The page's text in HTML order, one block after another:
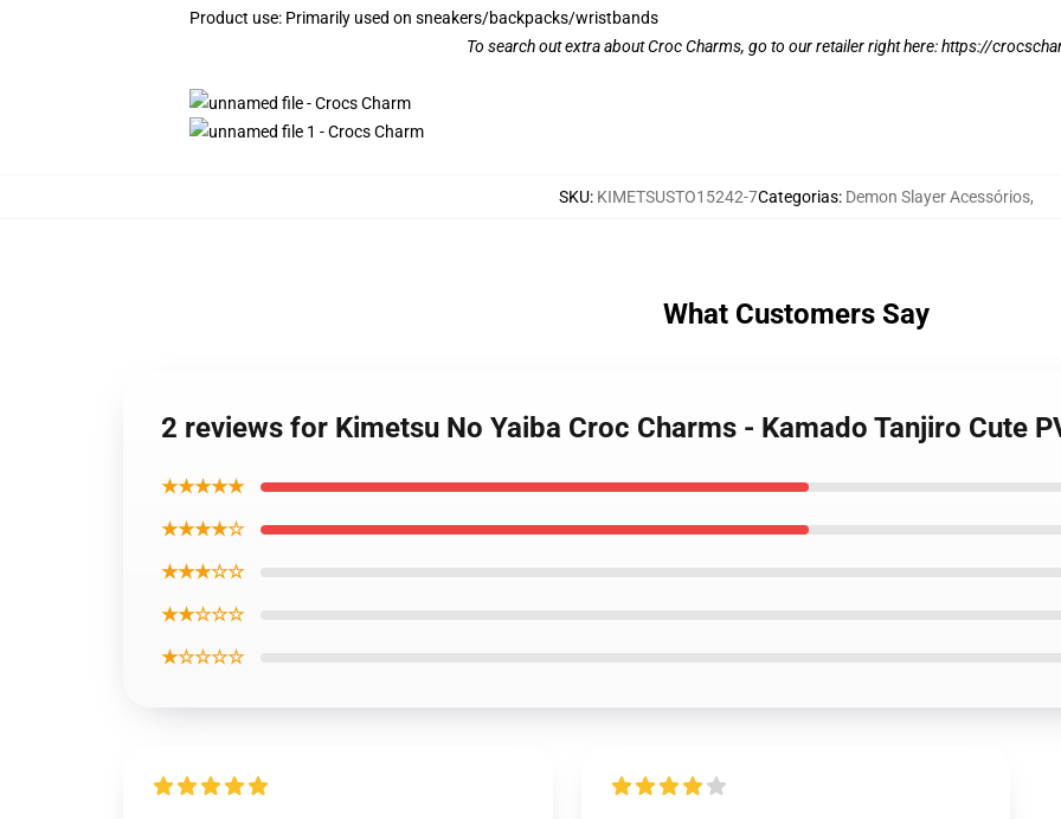
Product use: Primarily used on sneakers/backpacks/wristbands
To search out extra about Croc Charms, go to our retailer right here:https://
SKU: KIMETSUSTO15242-7Categorias: Demon Slayer Acessórios,
What Customers Say
2 reviews for Kimetsu No Yaiba Croc Charms - Kamado Tanjiro Cute
★★★★★
★★★★☆
★★★☆☆
★★☆☆☆
★☆☆☆☆